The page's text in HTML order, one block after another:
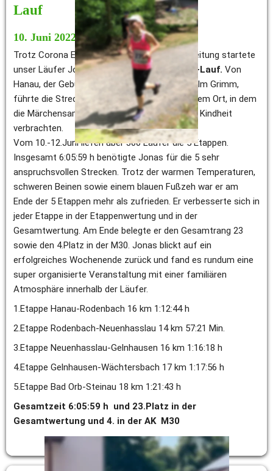
Lauf
10. Juni 2022
Trotz Corona Ende Mai und fehlender Vorbereitung startete
unser Läufer Jonas beim
36. Brüder-Grimm-Lauf. Von
Hanau, der Geburtsstadt von Jacob und Wilhelm Grimm,
führte die Strecke über 82 km nach Steinau, dem Ort, in dem
die Märchensammler und Sprachforscher ihre Kindheit
verbrachten.
Vom 10.-12.Juni liefen über 300 Läufer die 5 Etappen.
Insgesamt 6:05:59 h benötigte Jonas für die 5 sehr
anspruchsvollen Strecken. Trotz der warmen Temperaturen,
schweren Beinen sowie einem blauen Fußzeh war er am
Ende der 5 Etappen mehr als zufrieden. Er verbesserte sich in
jeder Etappe in der Etappenwertung und in der
Gesamtwertung. Am Ende belegte er den Gesamtrang 23
sowie den 4.Platz in der M30. Jonas blickt auf ein
erfolgreiches Wochenende zurück und fand es rundum eine
super organisierte Veranstaltung mit einer familiären
Atmosphäre innerhalb der Läufer.
1.Etappe Hanau-Rodenbach 16 km 1:12:44 h
2.Etappe Rodenbach-Neuenhasslau 14 km 57:21 Min.
3.Etappe Neuenhasslau-Gelnhausen 16 km 1:16:18 h
4.Etappe Gelnhausen-Wächtersbach 17 km 1:17:56 h
5.Etappe Bad Orb-Steinau 18 km 1:21:43 h
Gesamtzeit 6:05:59 h  und 23.Platz in der
Gesamtwertung und 4. in der AK  M30